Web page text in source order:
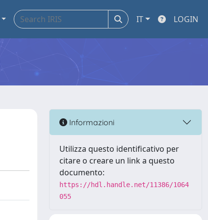
IT LOGIN
Informazioni
Utilizza questo identificativo per
citare o creare un link a questo
documento:
https://hdl.handle.net/11386/1064
055